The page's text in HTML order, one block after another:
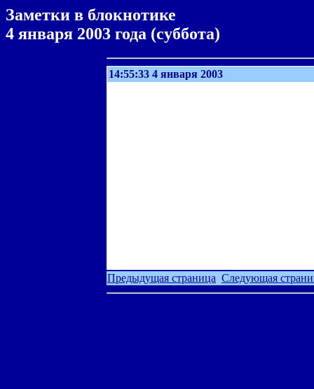
Заметки в блокнотике
4 января 2003 года (суббота)
14:55:33 4 января 2003
Предыдущая страница Следующая